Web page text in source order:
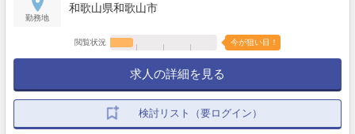
勤務地
和歌山県和歌山市
閲覧状況 今が狙い目！
求人の詳細を見る
検討リスト（要ログイン）